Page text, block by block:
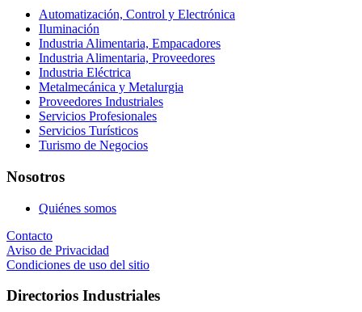
Automatización, Control y Electrónica
Iluminación
Industria Alimentaria, Empacadores
Industria Alimentaria, Proveedores
Industria Eléctrica
Metalmecánica y Metalurgia
Proveedores Industriales
Servicios Profesionales
Servicios Turísticos
Turismo de Negocios
Nosotros
Quiénes somos
Contacto
Aviso de Privacidad
Condiciones de uso del sitio
Directorios Industriales